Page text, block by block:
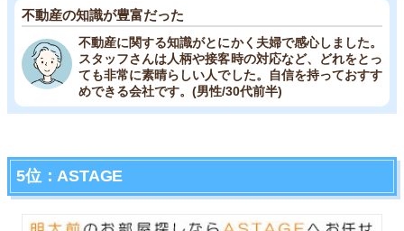
不動産の知識が豊富だった
不動産に関する知識がとにかく夫婦で感心しました。
スタッフさんは人柄や接客時の対応など、どれをとっ
ても非常に素晴らしい人でした。自信を持っておすす
めできる会社です。(男性/30代前半)
5位：ASTAGE